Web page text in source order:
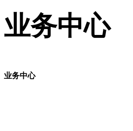
业务中心
业务中心